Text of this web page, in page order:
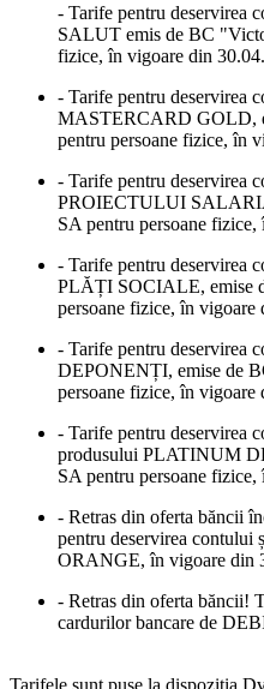
- Tarife pentru deservirea
SALUT emis de BC
fizice, în vigoare din
- Tarife pentru deservirea
MASTERCARD GOLD,
pentru persoane fizice, în
- Tarife pentru deservirea
PROIECTULUI
SA pentru persoane
- Tarife pentru deservirea
PLĂȚI SOCIALE, emise
persoane fizice, în vigoare
- Tarife pentru deservirea
DEPONENȚI, emise de
persoane fizice, în vigoare
- Tarife pentru deservirea
produsului PLATINUM
SA pentru persoane
- Retras din oferta băncii
pentru deservirea contului
ORANGE, în vigoare din
- Retras din oferta băncii!
cardurilor bancare de
Tarifele sunt puse la dispoziția